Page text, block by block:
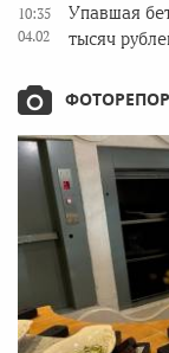
10:35
04.02
Упавшая
тысяч